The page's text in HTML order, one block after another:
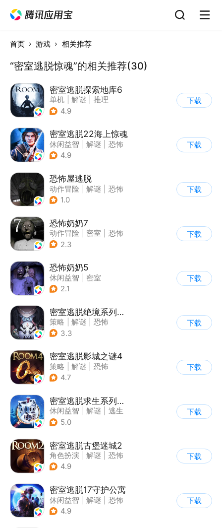
首页 游戏 相关推荐
“密室逃脱惊魂”的相关推荐(30)
密室逃脱探索地库6
单机 解谜
推理
| 欧美风
4.9
下载
密室逃脱22海上惊魂
休闲益智 解谜
恐怖
| 密室逃脱
4.9
下载
恐怖屋逃脱
动作冒险 解谜
恐怖
| 暗黑
1.0
下载
恐怖奶奶7
动作冒险 密室
恐怖
| 恐怖奶奶
2.3
下载
恐怖奶奶5
休闲益智
密室
| 恐怖奶奶
2.1
下载
密室逃脱绝境系列8酒店惊魂
策略 解谜
恐怖
| 密室逃脱
3.3
下载
密室逃脱影城之谜4
策略 解谜
恐怖
| 密室逃脱
4.7
下载
密室逃脱求生系列2极限密探
休闲益智 解谜
逃生
| 密室逃脱
5.0
下载
密室逃脱古堡迷城2
角色扮演 解谜
恐怖
| 密室逃脱
4.9
下载
密室逃脱17守护公寓
休闲益智 解谜
恐怖
| 密室逃脱
4.9
下载